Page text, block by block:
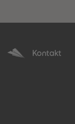
Kontakt